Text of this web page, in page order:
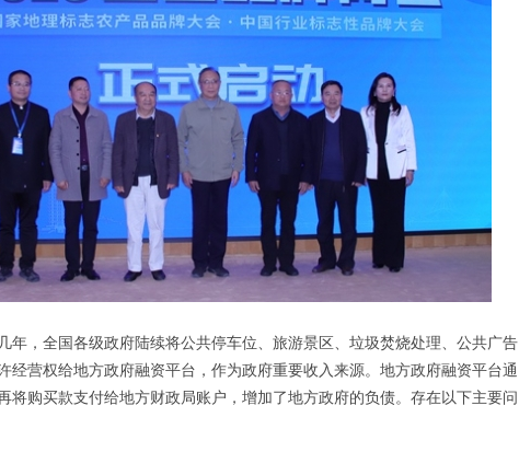
年，全国各级政府陆续将公共停车位、旅游景区、垃圾焚烧处理、公共广告
经营权给地方政府融资平台，作为政府重要收入来源。地方政府融资平台通
将购买款支付给地方财政局账户，增加了地方政府的负债。存在以下主要问